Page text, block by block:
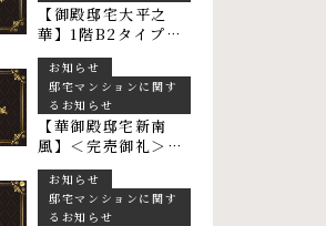
【御殿邸宅大平之
華】1階B2タイプ
103 ご予約賜りまし
た
お知らせ
邸宅マンションに関す
るお知らせ
【華御殿邸宅新南
風】＜完売御礼＞お
かげさまで全戸完売
となりました
お知らせ
邸宅マンションに関す
るお知らせ